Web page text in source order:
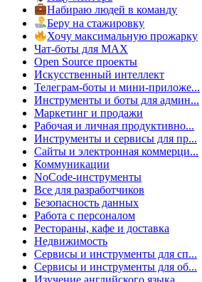
Набираю людей в команду
Беру на стажировку
Хочу максимальную прожарку
Чат-боты для MAX
Open Source проекты
Искусственный интеллект
Телеграм-боты и мини-приложе...
Инструменты и боты для админ...
Маркетинг и продажи
Рабочая и личная продуктивно...
Инструменты и сервисы для пр...
Сайты и электронная коммерци...
Коммуникации
NoCode-инструменты
Все для разработчиков
Безопасность данных
Работа с персоналом
Рестораны, кафе и доставка
Недвижимость
Сервисы и инструменты для сп...
Сервисы и инструменты для об...